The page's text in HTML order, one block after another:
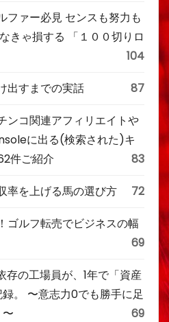
ファー必見 センスも努力も
きゃ損する 「１００切りロ
104
出すまでの実話 87
ンコ関連アフィリエイトや
に出る(検索された)キ
件ご紹介
83
率を上げる馬の選び方 72
ゴルフ転売でビジネスの幅
69
存の工場員が、1年で「資産
。 〜意志力0でも勝手に足
69